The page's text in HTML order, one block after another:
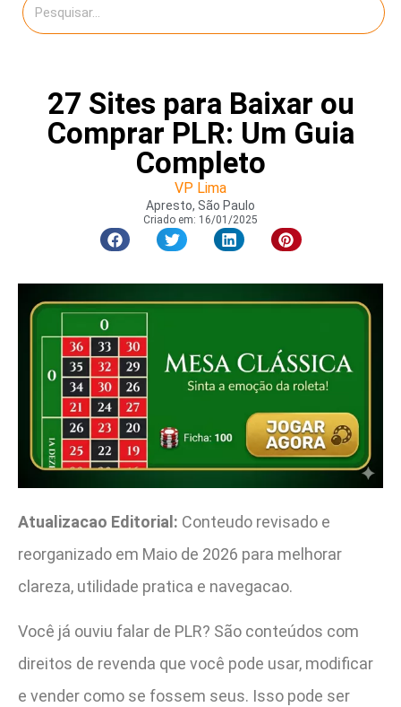
27 Sites para Baixar ou
Comprar PLR: Um Guia
Completo
VP Lima
Apresto, São Paulo
Criado em: 16/01/2025
Atualizacao Editorial: Conteudo revisado e
reorganizado em Maio de 2026 para melhorar
clareza, utilidade pratica e navegacao.
Você já ouviu falar de PLR? São conteúdos com
direitos de revenda que você pode usar, modificar
e vender como se fossem seus. Isso pode ser